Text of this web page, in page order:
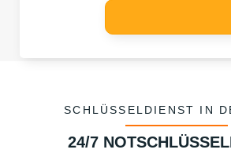
SCHLÜSSELDIENST IN
24/7